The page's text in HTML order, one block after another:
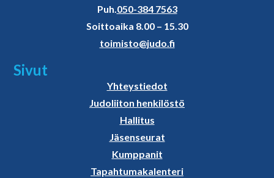
Puh.050-384 7563
Soittoaika 8.00 – 15.30
toimisto@judo.fi
Sivut
Yhteystiedot
Judoliiton henkilöstö
Hallitus
Jäsenseurat
Kumppanit
Tapahtumakalenteri